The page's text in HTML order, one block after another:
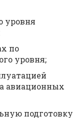
уровня
по
уровня;
авиационных
подготовку